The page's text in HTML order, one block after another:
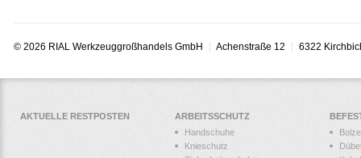
© 2026 RIAL Werkzeuggroßhandels GmbH Achenstraße 12 6322
AKTUELLE RESTPOSTEN
ARBEITSSCHUTZ
Handschuhe
Knieschutz
Dübel